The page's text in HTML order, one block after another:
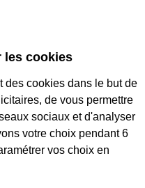
actualité
les cookies
des cookies dans le but de
de vous permettre
sociaux et d'analyser
votre choix pendant 6
vos choix en